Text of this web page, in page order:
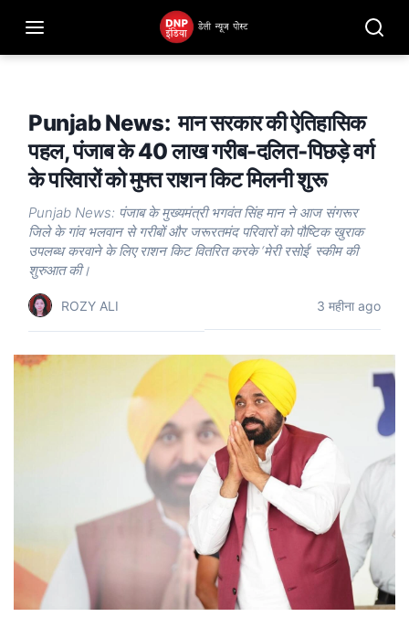
Punjab News: मान सरकार की ऐतिहासिक
पहल, पंजाब के 40 लाख गरीब-दलित-पिछड़े वर्ग
के परिवारों को मुफ्त राशन किट मिलनी शुरू
Punjab News: पंजाब के मुख्यमंत्री भगवंत सिंह मान ने आज संगरूर
जिले के गांव भलवान से गरीबों और जरूरतमंद परिवारों को पौष्टिक खुराक
उपलब्ध करवाने के लिए राशन किट वितरित करके ‘मेरी रसोई’ स्कीम की
शुरुआत की।
ROZY ALI 3 महीना ago